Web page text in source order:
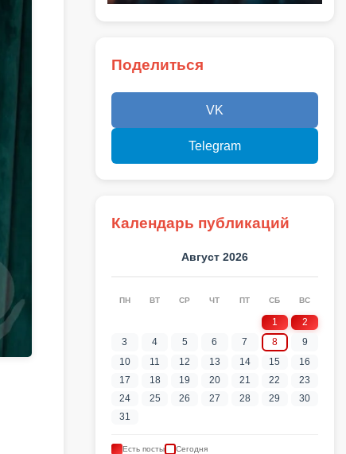
Поделиться
VK
Telegram
Календарь публикаций
Август 2026
ПН ВТ СР ЧТ ПТ СБ ВС
1
2
3
4 5 6 7 8
9
10
11 12 13 14 15
16
17
18 19 20 21 22
23
24
25 26 27 28 29
30
31
Есть посты Сегодня